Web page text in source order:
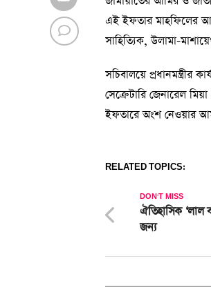
এই ইফতার মাহফিলের
সাহিত্যিক, উলামা-
সচিবালয়ে প্রধানমন্ত্রীর
সেক্রেটারি জেনারেল
ইফতারে অংশ নেওয়ার
RELATED TOPICS:
DON'T MISS
ঐতিহাসিক ‘লাল
জন্য